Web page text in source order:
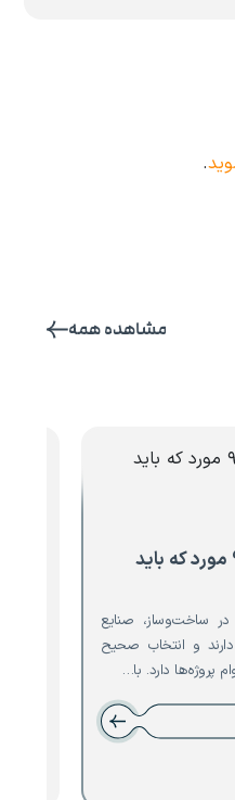
.
مشاهده همه
راهنمای خرید پروفیل؛ ۹ مورد که باید
ساخت‌وساز، صنایع
و انتخاب صحیح
پروژه‌ها دارد. با…